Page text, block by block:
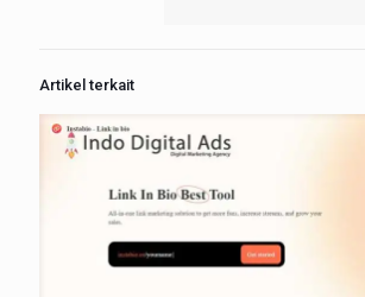
Artikel terkait